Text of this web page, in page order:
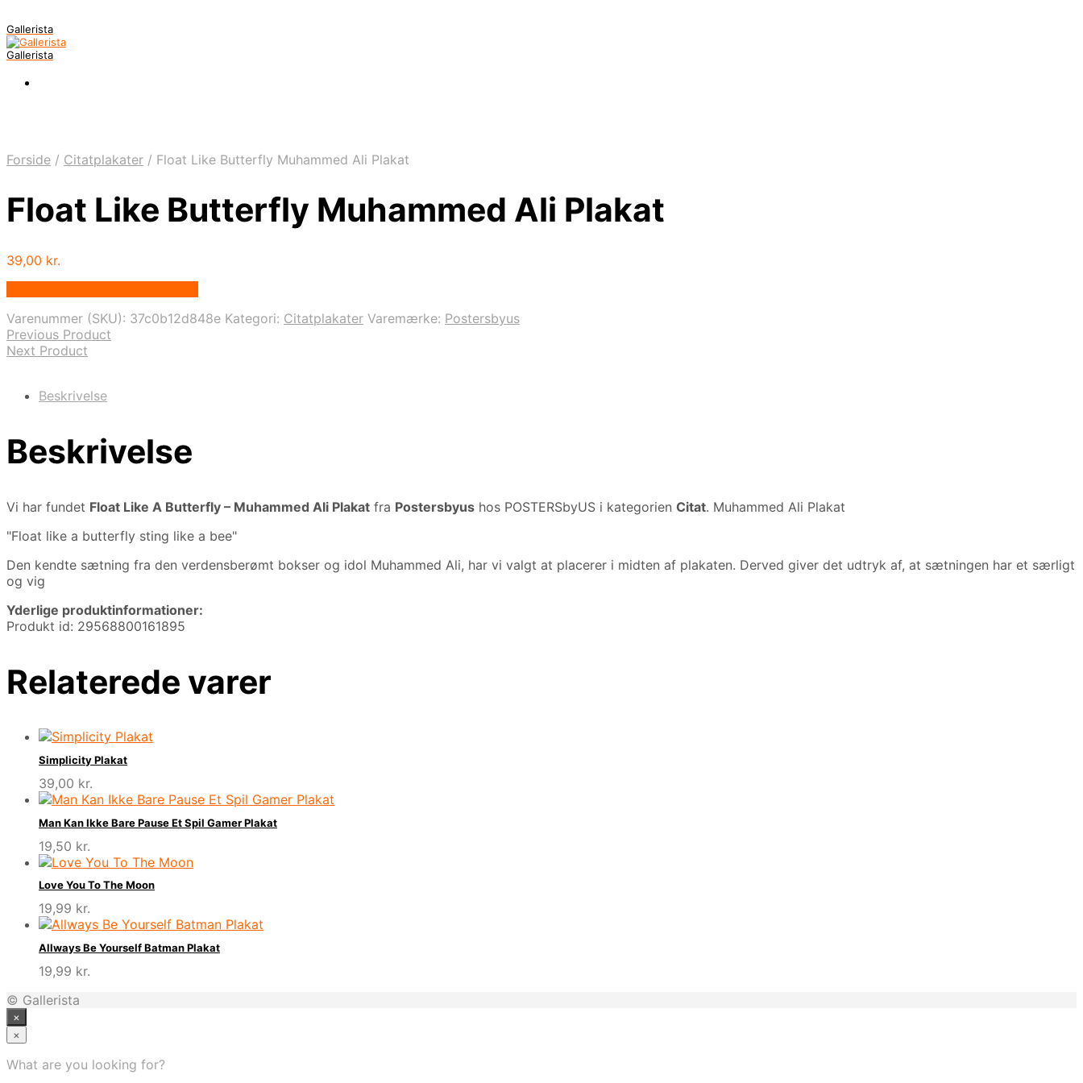
Gallerista
Gallerista
Forside / Citatplakater / Float Like Butterfly Muhammed Ali Plakat
Float Like Butterfly Muhammed Ali Plakat
39,00 kr.
Varenummer (SKU): 37c0b12d848e Kategori: Citatplakater Varemærke: Postersbyus
Previous Product
Next Product
Beskrivelse
Beskrivelse
Vi har fundet Float Like A Butterfly – Muhammed Ali Plakat fra Postersbyus hos POSTERSbyUS i kategorien Citat. Muhammed Ali Plakat
"Float like a butterfly sting like a bee"
Den kendte sætning fra den verdensberømt bokser og idol Muhammed Ali, har vi valgt at placerer i midten af plakaten. Derved giver det udtryk af, at sætningen har et særligt
og vig
Yderlige produktinformationer:
Produkt id: 29568800161895
Relaterede varer
Simplicity Plakat
39,00 kr.
Man Kan Ikke Bare Pause Et Spil Gamer Plakat
19,50 kr.
Love You To The Moon
19,99 kr.
Allways Be Yourself Batman Plakat
19,99 kr.
© Gallerista
×
×
What are you looking for?